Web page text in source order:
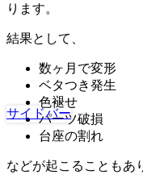
ります。
結果として、
数ヶ月で変形
ベタつき発生
色褪せ
パーツ破損
台座の割れ
などが起こることもあ
サイドバー